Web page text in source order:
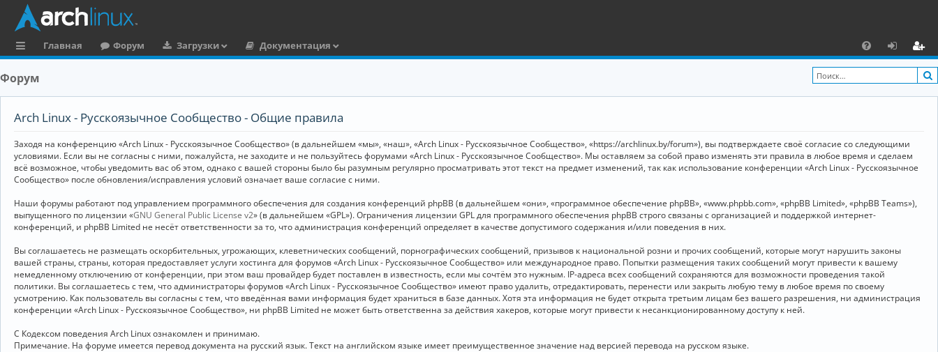
ы
и
Главная Форум Загрузки
Документация
F
A
х
о
ег
и
ц
Форум
Arch Linux - Русскоязычное Сообщество - Общие правила
Заходя на конференцию «Arch Linux - Русскоязычное Сообщество» (в дальнейшем «мы», «наш», «Arch Linux - Русскоязычное Сообщество», «https://archlinux.by/forum»), вы подтверждаете своё согласие со следующими
условиями. Если вы не согласны с ними, пожалуйста, не заходите и не пользуйтесь форумами «Arch Linux - Русскоязычное Сообщество». Мы оставляем за собой право изменять эти правила в любое время и сделаем
всё возможное, чтобы уведомить вас об этом, однако с вашей стороны было бы разумным регулярно просматривать этот текст на предмет изменений, так как использование конференции «Arch Linux - Русскоязычное
Сообщество» после обновления/исправления условий означает ваше согласие с ними.
Наши форумы работают под управлением программного обеспечения для создания конференций phpBB (в дальнейшем «они», «программное обеспечение phpBB», «www.phpbb.com», «phpBB Limited», «phpBB Teams»),
выпущенного по лицензии «GNU General Public License v2» (в дальнейшем «GPL»). Ограничения лицензии GPL для программного обеспечения phpBB строго связаны с организацией и поддержкой интернет-
конференций, и phpBB Limited не несёт ответственности за то, что администрация конференций определяет в качестве допустимого содержания и/или поведения в них.
Вы соглашаетесь не размещать оскорбительных, угрожающих, клеветнических сообщений, порнографических сообщений, призывов к национальной розни и прочих сообщений, которые могут нарушить законы
вашей страны, страны, которая предоставляет услуги хостинга для форумов «Arch Linux - Русскоязычное Сообщество» или международное право. Попытки размещения таких сообщений могут привести к вашему
немедленному отключению от конференции, при этом ваш провайдер будет поставлен в известность, если мы сочтём это нужным. IP-адреса всех сообщений сохраняются для возможности проведения такой
политики. Вы соглашаетесь с тем, что администраторы форумов «Arch Linux - Русскоязычное Сообщество» имеют право удалить, отредактировать, перенести или закрыть любую тему в любое время по своему
усмотрению. Как пользователь вы согласны с тем, что введённая вами информация будет храниться в базе данных. Хотя эта информация не будет открыта третьим лицам без вашего разрешения, ни администрация
конференции «Arch Linux - Русскоязычное Сообщество», ни phpBB Limited не может быть ответственна за действия хакеров, которые могут привести к несанкционированному доступу к ней.
С Кодексом поведения Arch Linux ознакомлен и принимаю.
Примечание. На форуме имеется перевод документа на русский язык. Текст на английском языке имеет преимущественное значение над версией перевода на русском языке.